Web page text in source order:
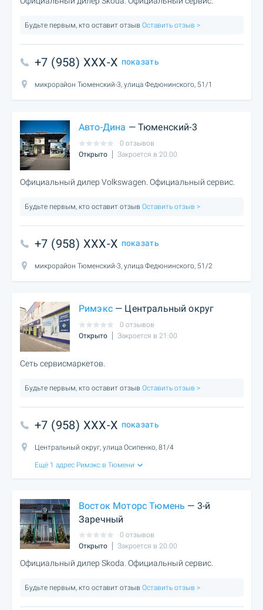
Будьте первым, кто оставит отзыв Оставить отзыв >
+7 (958) XXX-X показать
микрорайон Тюменский-3, улица Федюнинского, 51/1
Авто-Дина — Тюменский-3
0 отзывов
Открыто
Закроется в 20:00
Официальный дилер Volkswagen. Официальный сервис.
Будьте первым, кто оставит отзыв Оставить отзыв >
+7 (958) XXX-X показать
микрорайон Тюменский-3, улица Федюнинского, 51/2
Римэкс— Центральный округ
0 отзывов
Открыто
Закроется в 21:00
Сеть сервисмаркетов.
Будьте первым, кто оставит отзыв Оставить отзыв >
+7 (958) XXX-X показать
Центральный округ, улица Осипенко, 81/4
Ещё 1 адрес Римэкс в Тюмени
Восток Моторс Тюмень — 3-й
Заречный
0 отзывов
Открыто
Закроется в 20:00
Официальный дилер Skoda. Официальный сервис.
Будьте первым, кто оставит отзыв Оставить отзыв >